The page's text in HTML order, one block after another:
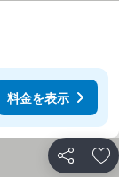
料金を表示
シェア お